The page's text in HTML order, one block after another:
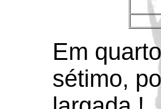
Em
sétimo,